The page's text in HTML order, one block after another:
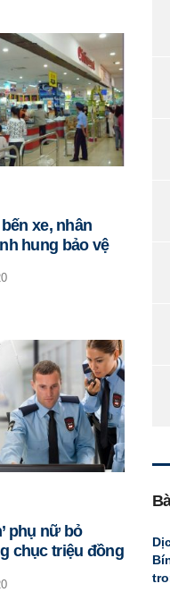
xe, nhân
hung bảo vệ
phụ nữ bỏ
chục triệu đồng